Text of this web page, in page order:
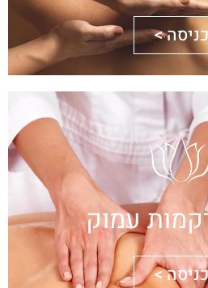
כניסה >
עמוק
כניסה >